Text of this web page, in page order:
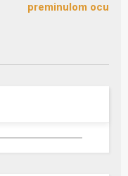
preminulom ocu